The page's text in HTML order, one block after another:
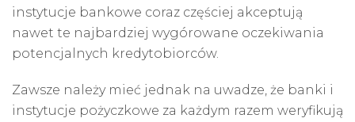
instytucje bankowe coraz częściej akceptują
nawet te najbardziej wygórowane oczekiwania
potencjalnych kredytobiorców.
Zawsze należy mieć jednak na uwadze, że banki i
instytucje pożyczkowe za każdym razem weryfikują